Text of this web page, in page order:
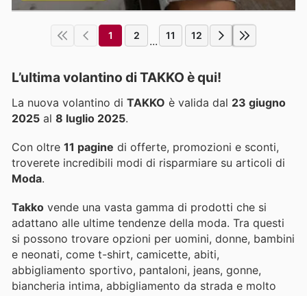
1 2 ... 11 12
L’ultima volantino di TAKKO è qui!
La nuova volantino di TAKKO è valida dal 23 giugno
2025 al 8 luglio 2025.
Con oltre 11 pagine di offerte, promozioni e sconti,
troverete incredibili modi di risparmiare su articoli di
Moda.
Takko vende una vasta gamma di prodotti che si
adattano alle ultime tendenze della moda. Tra questi
si possono trovare opzioni per uomini, donne, bambini
e neonati, come t-shirt, camicette, abiti,
abbigliamento sportivo, pantaloni, jeans, gonne,
biancheria intima, abbigliamento da strada e molto